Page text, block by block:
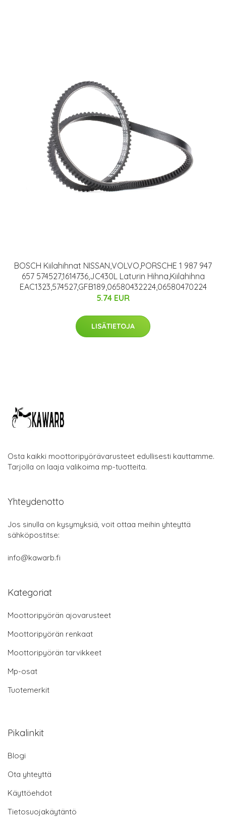
BOSCH Kiilahihnat NISSAN,VOLVO,PORSCHE 1 987 947
657 574527,1614736,JC430L Laturin Hihna,Kiilahihna
EAC1323,574527,GFB189,06580432224,06580470224
5.74 EUR
LISÄTIETOJA
Osta kaikki moottoripyörävarusteet edullisesti kauttamme.
Tarjolla on laaja valikoima mp-tuotteita.
Yhteydenotto
Jos sinulla on kysymyksiä, voit ottaa meihin yhteyttä
sähköpostitse:
info@kawarb.fi
Kategoriat
Moottoripyörän ajovarusteet
Moottoripyörän renkaat
Moottoripyörän tarvikkeet
Mp-osat
Tuotemerkit
Pikalinkit
Blogi
Ota yhteyttä
Käyttöehdot
Tietosuojakäytäntö